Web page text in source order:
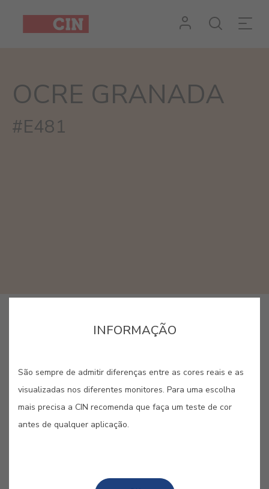
Cor
Granada
OCRE GRANADA
#E481
OCRE GRANADA #E481
INFORMAÇÃO
São sempre de admitir diferenças entre as cores reais e as
visualizadas nos diferentes monitores. Para uma escolha
mais precisa a CIN recomenda que faça um teste de cor
antes de qualquer aplicação.